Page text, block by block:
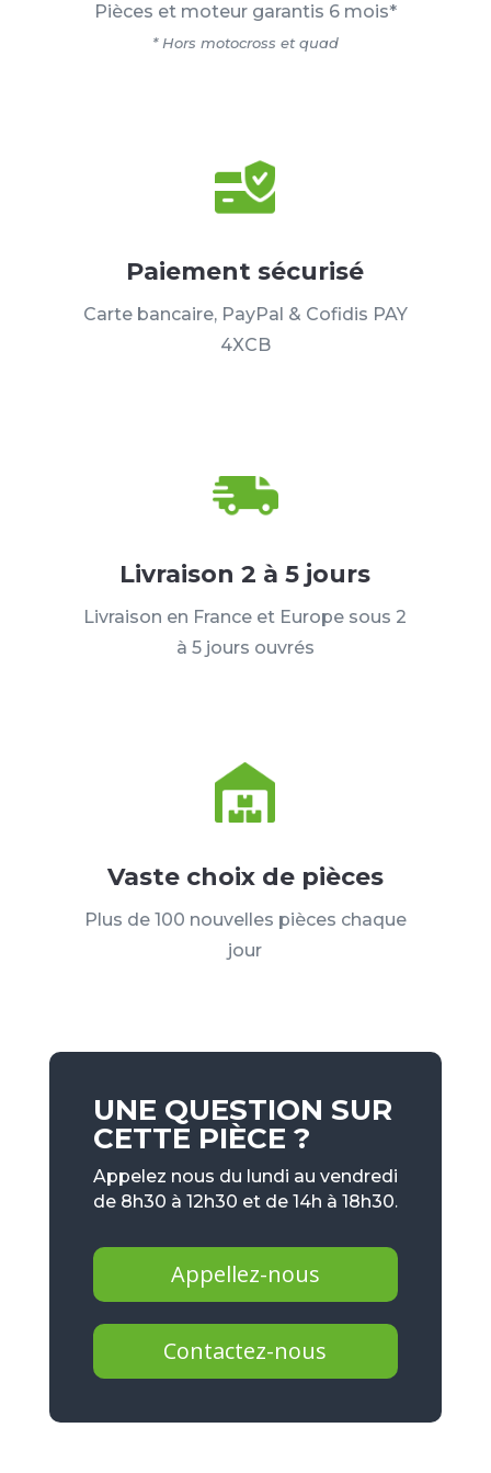
Pièces et moteur garantis 6 mois*
* Hors motocross et quad
Paiement sécurisé
Carte bancaire, PayPal & Cofidis PAY
4XCB
Livraison 2 à 5 jours
Livraison en France et Europe sous 2
à 5 jours ouvrés
Vaste choix de pièces
Plus de 100 nouvelles pièces chaque
jour
UNE QUESTION SUR
CETTE PIÈCE ?
Appelez nous du lundi au vendredi
de 8h30 à 12h30 et de 14h à 18h30.
Appellez-nous
Contactez-nous